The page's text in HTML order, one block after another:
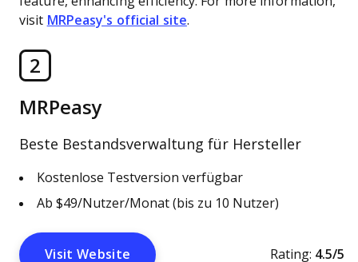
2
MRPeasy
Beste Bestandsverwaltung für Hersteller
Kostenlose Testversion verfügbar
Ab $49/Nutzer/Monat (bis zu 10 Nutzer)
Visit Website Rating: 4.5/5
visit MRPeasy's official site.